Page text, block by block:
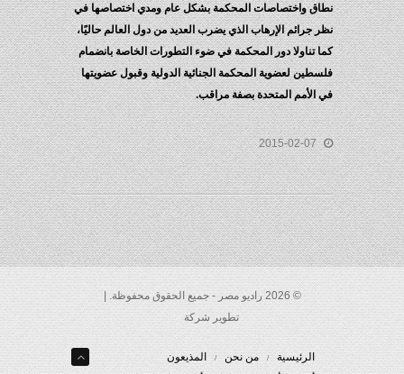
نطاق واختصاصات المحكمة بشكل عام ومدي اختصاصها في
نظر جرائم الإرهاب الذي يضرب العديد من دول العالم حاليًا،
كما تناولا دور المحكمة في ضوء التطورات الخاصة بانضمام
فلسطين لعضوية المحكمة الجنائية الدولية وقبول عضويتها
في الأمم المتحدة بصفة مراقب.
2015-02-07
© 2026 راديو مصر - جميع الحقوق محفوظة. |
تطوير شركة
الرئيسية من نحن
المذيعون